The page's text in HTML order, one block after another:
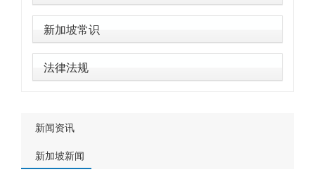
新加坡常识
法律法规
新闻资讯
新加坡新闻